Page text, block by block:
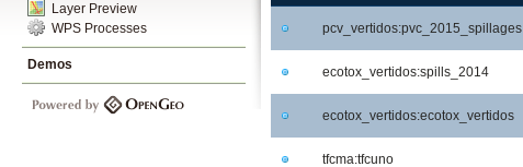
Layer Preview
WPS Processes
Demos
pcv_vertidos:pvc_2015_spillages
ecotox_vertidos:spills_2014
ecotox_vertidos:ecotox_vertidos
tfcma:tfcuno